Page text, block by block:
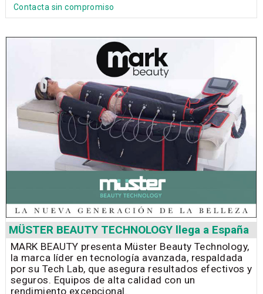
Contacta sin compromiso
MÜSTER BEAUTY TECHNOLOGY llega a España
MARK BEAUTY presenta Müster Beauty Technology,
la marca líder en tecnología avanzada, respaldada
por su Tech Lab, que asegura resultados efectivos y
seguros. Equipos de alta calidad con un
rendimiento excepcional.